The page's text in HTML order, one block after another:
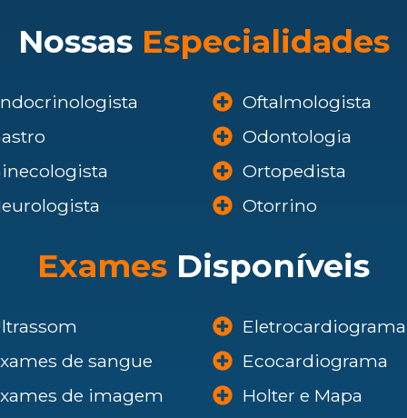
Nossas Especialidades
Oftalmologista
Odontologia
Ortopedista
Otorrino
Exames Disponíveis
de sangue
de imagem
Eletrocardiograma
Ecocardiograma
Holter e Mapa